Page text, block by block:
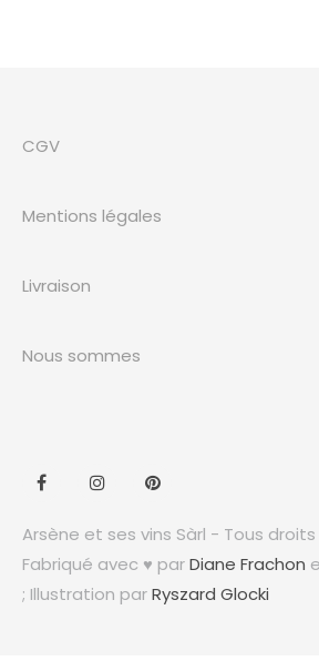
CGV
Mentions légales
Livraison
Nous sommes
Arsène et ses vins Sàrl - Tous
Fabriqué avec ♥ parDiane Frachon
; Illustration parRyszard Glocki